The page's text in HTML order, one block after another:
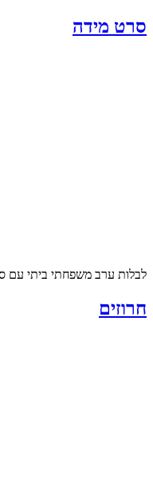
סרט מידה
לבלות ערב משפחתי ביתי עם
חרוזים